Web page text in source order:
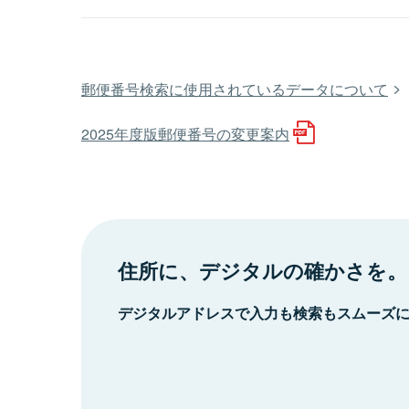
郵便番号検索に使用されているデータについて
2025年度版郵便番号の変更案内
住所に、デジタルの確かさを。
デジタルアドレスで入力も検索もスムーズ